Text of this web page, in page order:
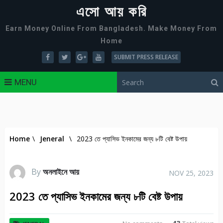
এসো আয় করি
Earn Money Online From Bangladesh. Make Money From
Home
SUBMIT PRESS RELEASE
MENU
Home \ Jeneral \ 2023 তে প্যাসিভ ইনকামের জন্য ৮টি বেষ্ট উপায়
Byঅনলাইনে আয় NOV 25, 2023
2023 তে প্যাসিভ ইনকামের জন্য ৮টি বেষ্ট উপায়